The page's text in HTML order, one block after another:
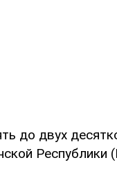
до двух
Республики